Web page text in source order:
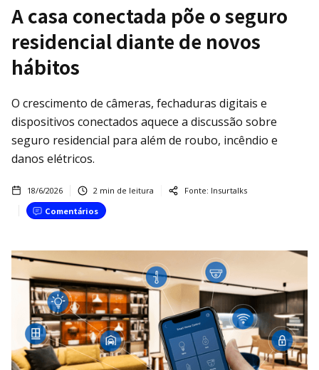
A casa conectada põe o seguro
residencial diante de novos
hábitos
O crescimento de câmeras, fechaduras digitais e
dispositivos conectados aquece a discussão sobre
seguro residencial para além de roubo, incêndio e
danos elétricos.
18/6/2026 2 min de leitura Fonte: Insurtalks
Comentários